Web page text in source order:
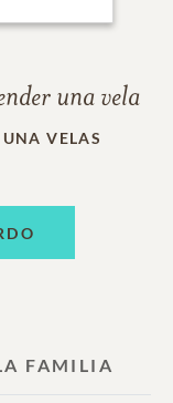
una vela
VELAS
FAMILIA